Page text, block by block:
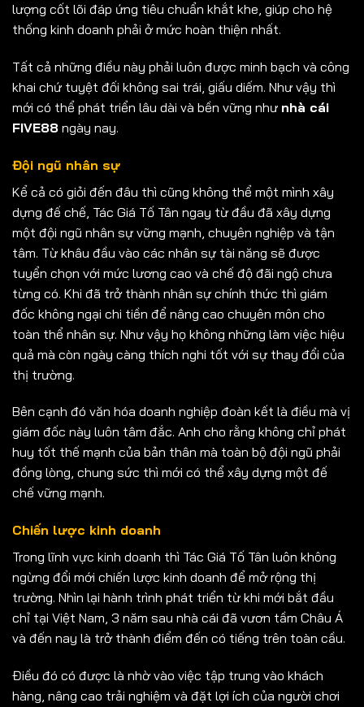
lượng cốt lõi đáp ứng tiêu chuẩn khắt khe, giúp cho hệ
thống kinh doanh phải ở mức hoàn thiện nhất.
Tất cả những điều này phải luôn được minh bạch và công
khai chứ tuyệt đối không sai trái, giấu diếm. Như vậy thì
mới có thể phát triển lâu dài và bền vững như nhà cái
FIVE88 ngày nay.
Đội ngũ nhân sự
Kể cả có giỏi đến đâu thì cũng không thể một mình xây
dựng đế chế, Tác Giá Tố Tân ngay từ đầu đã xây dựng
một đội ngũ nhân sự vững mạnh, chuyên nghiệp và tận
tâm. Từ khâu đầu vào các nhân sự tài năng sẽ được
tuyển chọn với mức lương cao và chế độ đãi ngộ chưa
từng có. Khi đã trở thành nhân sự chính thức thì giám
đốc không ngại chi tiền để nâng cao chuyên môn cho
toàn thể nhân sự. Như vậy họ không những làm việc hiệu
quả mà còn ngày càng thích nghi tốt với sự thay đổi của
thị trường.
Bên cạnh đó văn hóa doanh nghiệp đoàn kết là điều mà vị
giám đốc này luôn tâm đắc. Anh cho rằng không chỉ phát
huy tốt thế mạnh của bản thân mà toàn bộ đội ngũ phải
đồng lòng, chung sức thì mới có thể xây dựng một đế
chế vững mạnh.
Chiến lược kinh doanh
Trong lĩnh vực kinh doanh thì Tác Giá Tố Tân luôn không
ngừng đổi mới chiến lược kinh doanh để mở rộng thị
trường. Nhìn lại hành trình phát triển từ khi mới bắt đầu
chỉ tại Việt Nam, 3 năm sau nhà cái đã vươn tầm Châu Á
và đến nay là trở thành điểm đến có tiếng trên toàn cầu.
Điều đó có được là nhờ vào việc tập trung vào khách
hàng, nâng cao trải nghiệm và đặt lợi ích của người chơi